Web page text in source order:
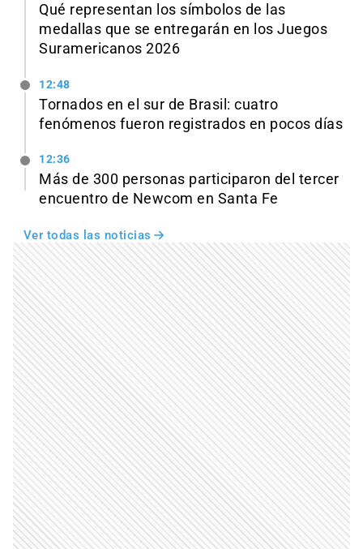
Qué representan los símbolos de las
medallas que se entregarán en los Juegos
Suramericanos 2026
12:48
Tornados en el sur de Brasil: cuatro
fenómenos fueron registrados en pocos días
12:36
Más de 300 personas participaron del tercer
encuentro de Newcom en Santa Fe
Ver todas las noticias